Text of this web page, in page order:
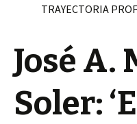
TRAYECTORIA
José A.
Soler: